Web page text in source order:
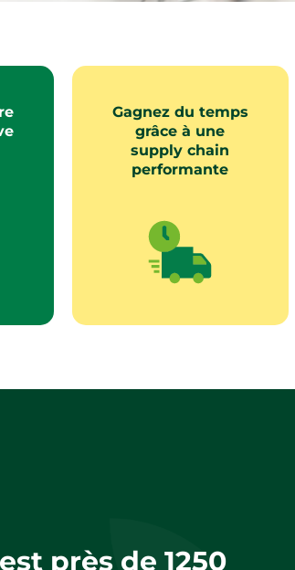
Gagnez du temps
grâce à une
supply chain
performante
près de 1250